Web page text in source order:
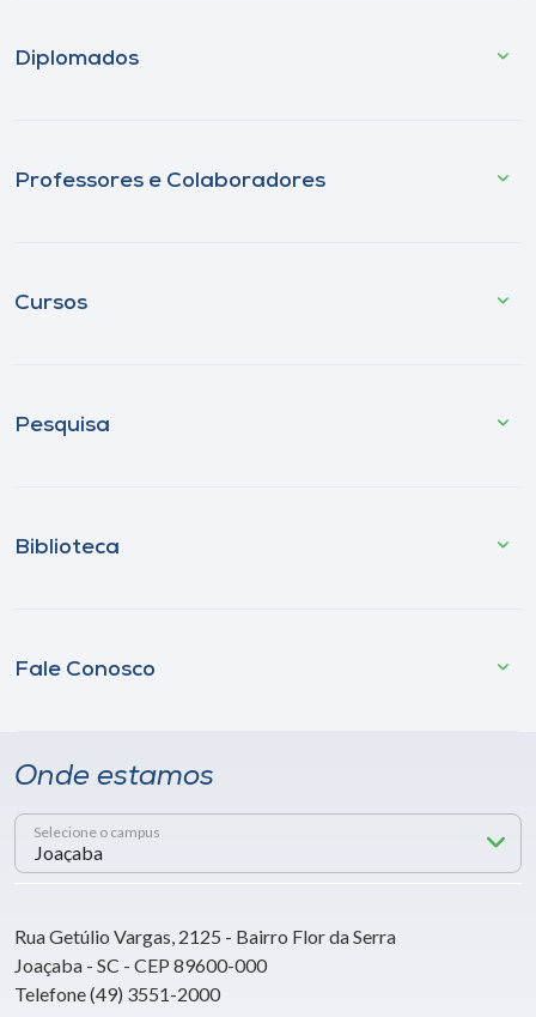
Diplomados
Professores e Colaboradores
Cursos
Pesquisa
Biblioteca
Fale Conosco
Onde estamos
Selecione o campus
Rua Getúlio Vargas, 2125 - Bairro Flor da Serra
Joaçaba - SC - CEP 89600-000
Telefone (49) 3551-2000